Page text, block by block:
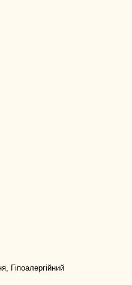
Гіпоалергійний